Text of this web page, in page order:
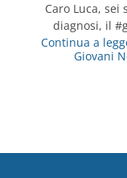
Caro Luca,
diagnosi, il
Continua a
Giovani